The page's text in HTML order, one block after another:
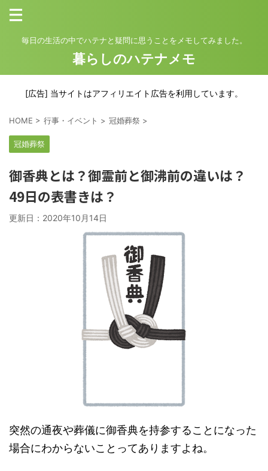
毎日の生活の中でハテナと疑問に思うことをメモしてみました。
暮らしのハテナメモ
[広告] 当サイトはアフィリエイト広告を利用しています。
HOME > 行事・イベント > 冠婚葬祭 >
冠婚葬祭
御香典とは？御霊前と御沸前の違いは？
49日の表書きは？
更新日： 2020年10月14日
突然の通夜や葬儀に御香典を持参することになった
場合にわからないことってありますよね。